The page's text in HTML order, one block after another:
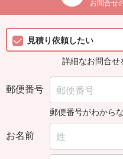
お問合せ
見積り依頼したい
詳細なお問合せ
郵便番号
郵便番号がわから
お名前